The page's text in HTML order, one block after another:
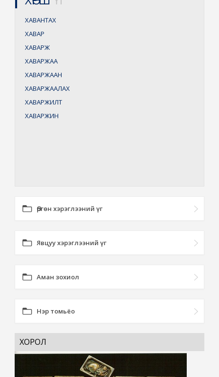
ХАВАНТАХ
ХАВАР
ХАВАРЖ
ХАВАРЖАА
ХАВАРЖААН
ХАВАРЖААЛАХ
ХАВАРЖИЛТ
ХАВАРЖИН
Өргөн хэрэглээний үг
Явцуу хэрэглээний үг
Аман зохиол
Нэр томьёо
ХОРОЛ